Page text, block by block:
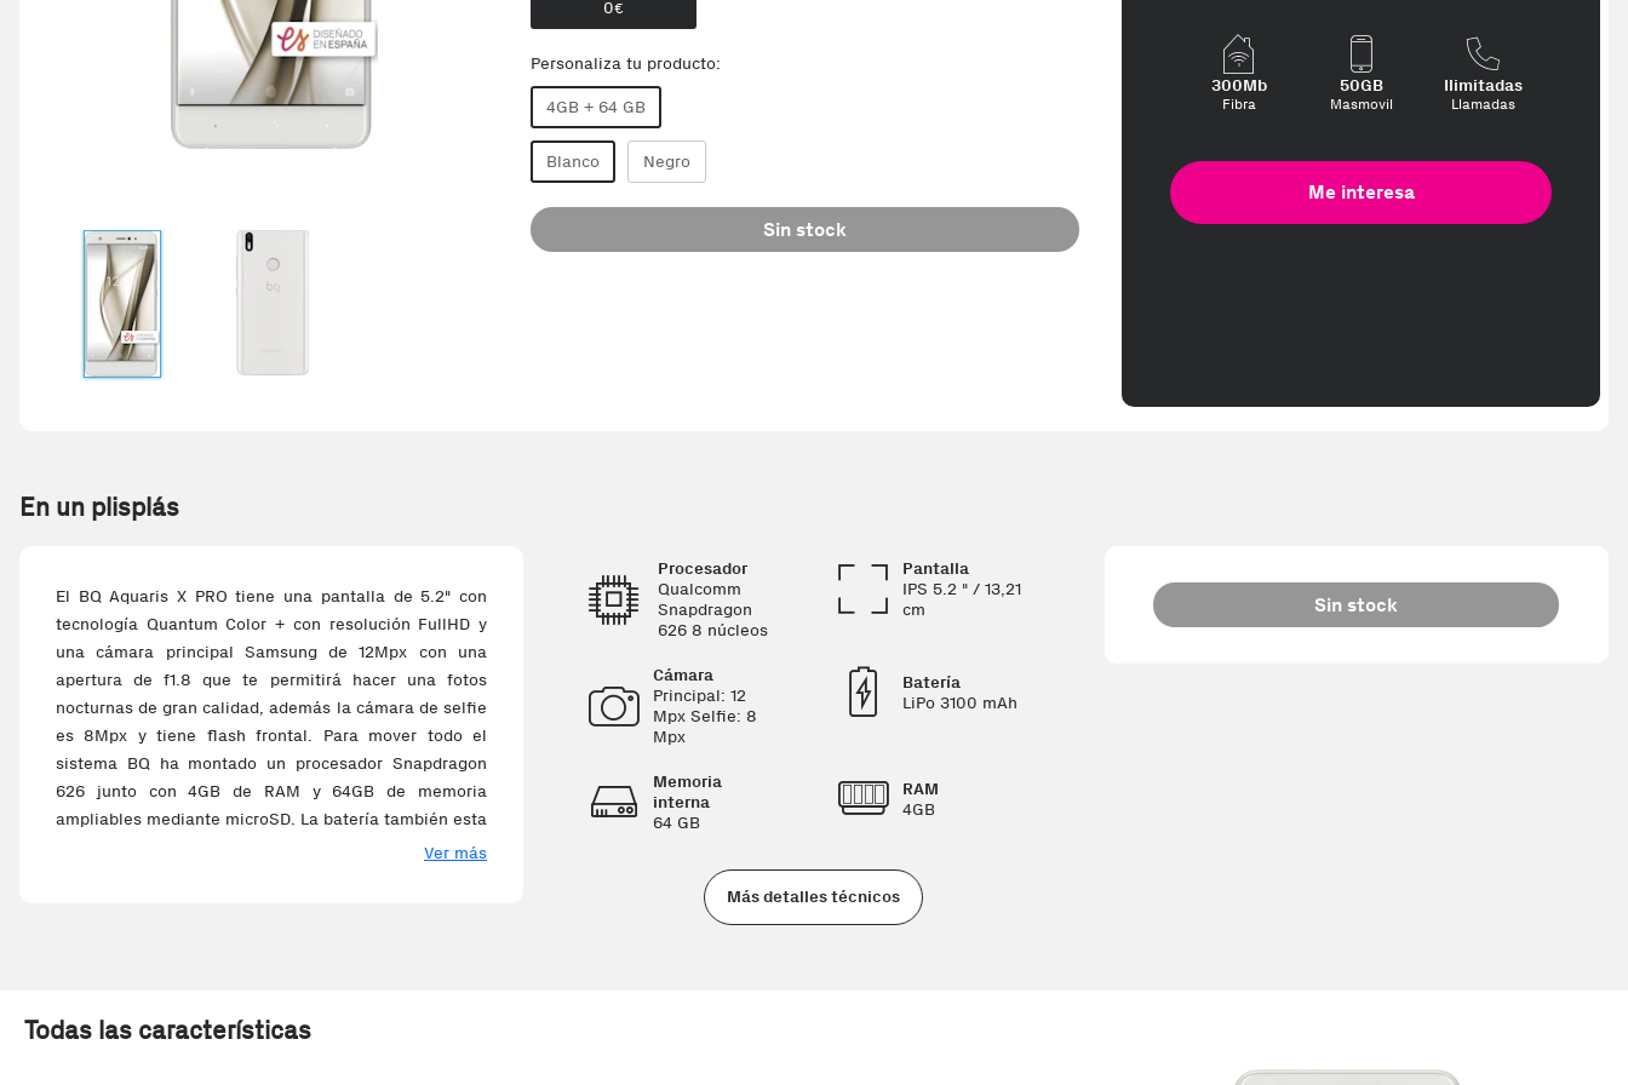
0€
Personaliza tu producto:
4GB + 64 GB
Blanco Negro
Sin stock
300Mb
Fibra
50GB
Masmovil
Ilimitadas
Llamadas
Me interesa
En un plisplás
El BQ Aquaris X PRO tiene una pantalla de 5.2" con
tecnología Quantum Color + con resolución FullHD y
una cámara principal Samsung de 12Mpx con una
apertura de f1.8 que te permitirá hacer una fotos
nocturnas de gran calidad, además la cámara de selfie
es 8Mpx y tiene flash frontal. Para mover todo el
sistema BQ ha montado un procesador Snapdragon
626 junto con 4GB de RAM y 64GB de memoria
ampliables mediante microSD. La batería también esta
Ver más
Procesador
Qualcomm
Snapdragon
626 8 núcleos
Pantalla
IPS 5.2 " / 13,21
cm
Cámara
Principal: 12
Mpx Selfie: 8
Mpx
Batería
LiPo 3100 mAh
Memoria
interna
64 GB
RAM
4GB
Más detalles técnicos
Sin stock
Todas las características